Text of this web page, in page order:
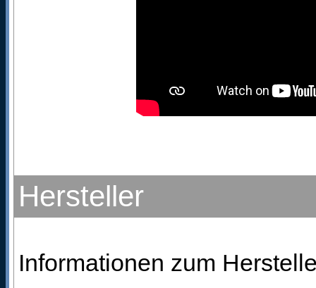
Hersteller
Informationen zum